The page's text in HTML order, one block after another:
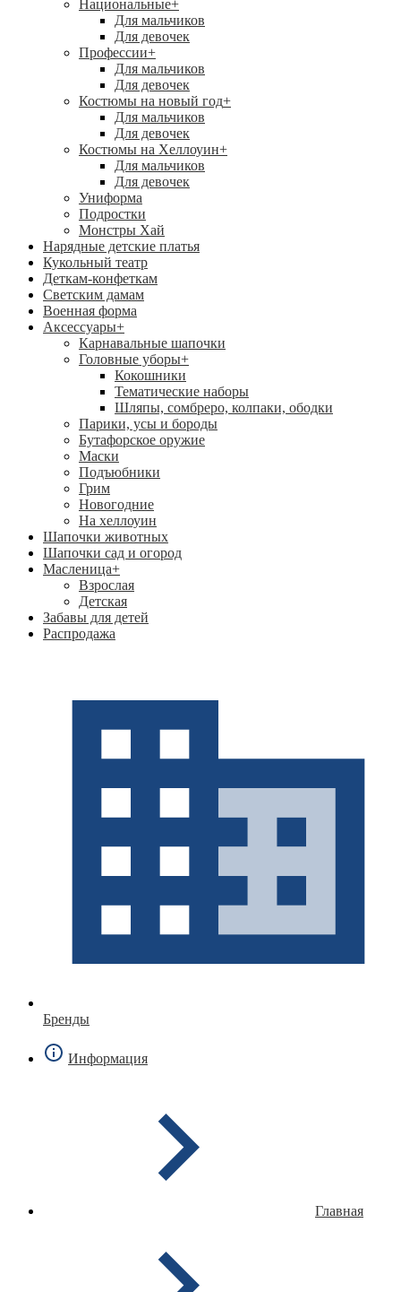
Национальные+
Для мальчиков
Для девочек
Профессии+
Для мальчиков
Для девочек
Костюмы на новый год+
Для мальчиков
Для девочек
Костюмы на Хеллоуин+
Для мальчиков
Для девочек
Униформа
Подростки
Монстры Хай
Нарядные детские платья
Кукольный театр
Деткам-конфеткам
Светским дамам
Военная форма
Аксессуары+
Карнавальные шапочки
Головные уборы+
Кокошники
Тематические наборы
Шляпы, сомбреро, колпаки, ободки
Парики, усы и бороды
Бутафорское оружие
Маски
Подъюбники
Грим
Новогодние
На хеллоуин
Шапочки животных
Шапочки сад и огород
Масленица+
Взрослая
Детская
Забавы для детей
Распродажа
Бренды
Информация
Главная